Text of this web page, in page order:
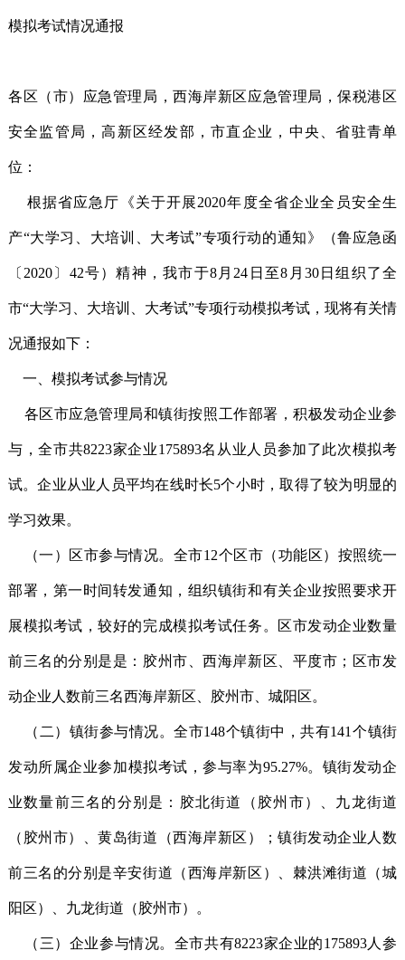
模拟考试情况通报
各区（市）应急管理局，西海岸新区应急管理局，保税港区
安全监管局，高新区经发部，市直企业，中央、省驻青单
位：
根据省应急厅《关于开展2020年度全省企业全员安全生
产“大学习、大培训、大考试”专项行动的通知》（鲁应急函
〔2020〕42号）精神，我市于8月24日至8月30日组织了全
市“大学习、大培训、大考试”专项行动模拟考试，现将有关情
况通报如下：
一、模拟考试参与情况
各区市应急管理局和镇街按照工作部署，积极发动企业参
与，全市共8223家企业175893名从业人员参加了此次模拟考
试。企业从业人员平均在线时长5个小时，取得了较为明显的
学习效果。
（一）区市参与情况。全市12个区市（功能区）按照统一
部署，第一时间转发通知，组织镇街和有关企业按照要求开
展模拟考试，较好的完成模拟考试任务。区市发动企业数量
前三名的分别是是：胶州市、西海岸新区、平度市；区市发
动企业人数前三名西海岸新区、胶州市、城阳区。
（二）镇街参与情况。全市148个镇街中，共有141个镇街
发动所属企业参加模拟考试，参与率为95.27%。镇街发动企
业数量前三名的分别是：胶北街道（胶州市）、九龙街道
（胶州市）、黄岛街道（西海岸新区）；镇街发动企业人数
前三名的分别是辛安街道（西海岸新区）、棘洪滩街道（城
阳区）、九龙街道（胶州市）。
（三）企业参与情况。全市共有8223家企业的175893人参